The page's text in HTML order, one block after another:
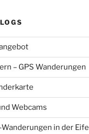
– GPS Wanderungen
Webcams
in der Eifel